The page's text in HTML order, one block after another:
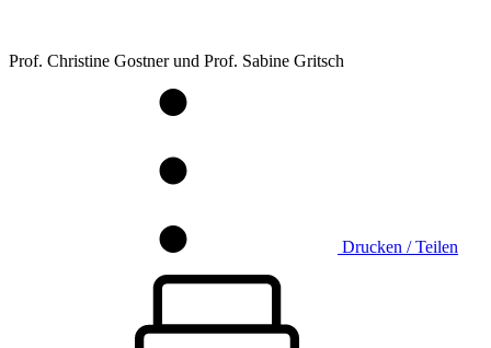
Prof. Christine Gostner und Prof. Sabine Gritsch
Drucken / Teilen